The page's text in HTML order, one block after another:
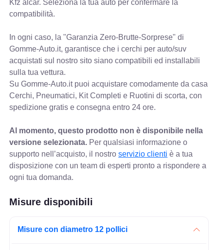
Kfz alcar. Seleziona la tua auto per confermare la
compatibilità.
In ogni caso, la "Garanzia Zero-Brutte-Sorprese" di
Gomme-Auto.it, garantisce che i cerchi per auto/suv
acquistati sul nostro sito siano compatibili ed installabili
sulla tua vettura.
Su Gomme-Auto.it puoi acquistare comodamente da casa
Cerchi, Pneumatici, Kit Completi e Ruotini di scorta, con
spedizione gratis e consegna entro 24 ore.
Al momento, questo prodotto non è disponibile nella
versione selezionata. Per qualsiasi informazione o
supporto nell’acquisto, il nostroservizio clienti è a tua
disposizione con un team di esperti pronto a rispondere a
ogni tua domanda.
Misure disponibili
Misure con diametro 12 pollici